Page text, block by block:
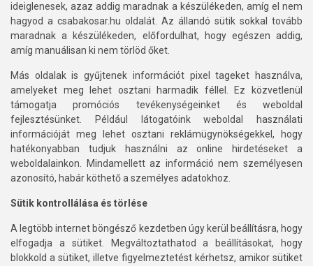
ideiglenesek, azaz addig maradnak a készülékeden, amíg el nem
hagyod a csabakosar.hu oldalát. Az állandó sütik sokkal tovább
maradnak a készülékeden, előfordulhat, hogy egészen addig,
amíg manuálisan ki nem törlöd őket.
Más oldalak is gyűjtenek információt pixel tageket használva,
amelyeket meg lehet osztani harmadik féllel. Ez közvetlenül
támogatja promóciós tevékenységeinket és weboldal
fejlesztésünket. Például látogatóink weboldal használati
információját meg lehet osztani reklámügynökségekkel, hogy
hatékonyabban tudjuk használni az online hirdetéseket a
weboldalainkon. Mindamellett az információ nem személyesen
azonosító, habár köthető a személyes adatokhoz.
Sütik kontrollálása és törlése
A legtöbb internet böngésző kezdetben úgy kerül beállításra, hogy
elfogadja a sütiket. Megváltoztathatod a beállításokat, hogy
blokkold a sütiket, illetve figyelmeztetést kérhetsz, amikor sütiket